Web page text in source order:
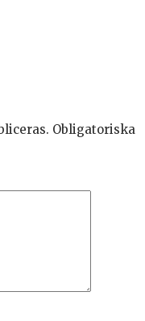
Obligatoriska